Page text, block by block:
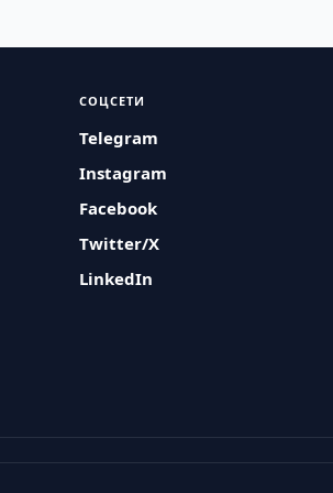
СОЦСЕТИ
Telegram
Instagram
Facebook
Twitter/X
LinkedIn